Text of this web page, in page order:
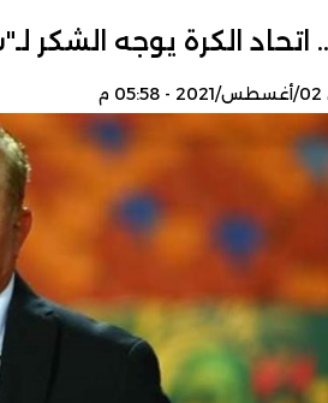
اتحاد الكرة يوجه الشكر